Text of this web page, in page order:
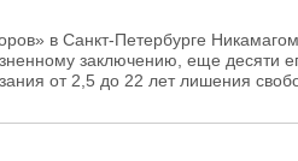
в Санкт-Петербурге
заключению, еще десяти
от 2,5 до 22 лет лишения